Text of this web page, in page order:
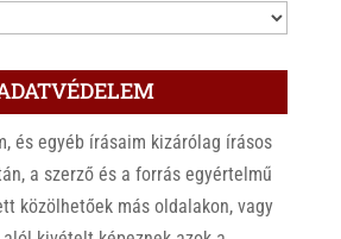
és egyéb írásaim kizárólag írásos
a szerző és a forrás egyértelmű
közölhetőek más oldalakon, vagy